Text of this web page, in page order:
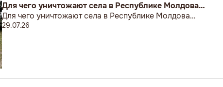
Для чего уничтожают села в Республике Молдова…
Для чего уничтожают села в Республике Молдова…
29.07.26